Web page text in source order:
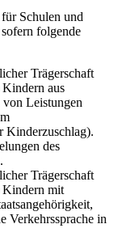
Schulen und
folgende
Trägerschaft
aus
Leistungen
Kinderzuschlag).
des
Trägerschaft
Kindern mit
Verkehrssprache in